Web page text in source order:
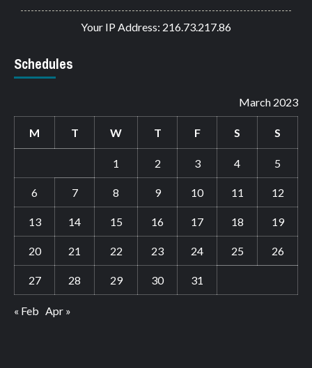
Your IP Address: 216.73.217.86
Schedules
March 2023
M T W T F S S
1 2 3 4 5
6 7 8 9 10 11 12
13 14 15 16 17 18 19
20 21 22 23 24 25 26
27 28 29 30 31
« Feb Apr »